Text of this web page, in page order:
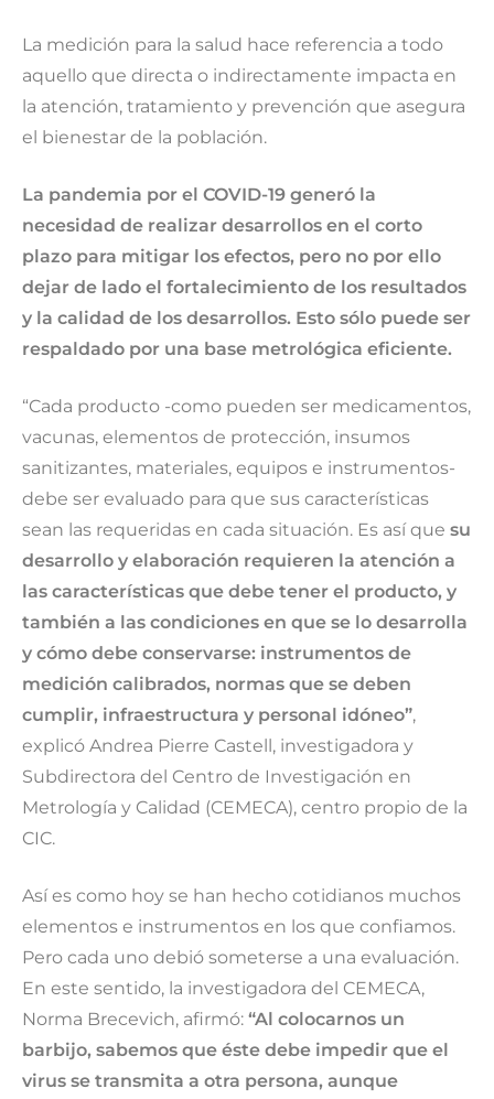
La medición para la salud hace referencia a todo
aquello que directa o indirectamente impacta en
la atención, tratamiento y prevención que asegura
el bienestar de la población.
La pandemia por el COVID-19 generó la
necesidad de realizar desarrollos en el corto
plazo para mitigar los efectos, pero no por ello
dejar de lado el fortalecimiento de los resultados
y la calidad de los desarrollos. Esto sólo puede ser
respaldado por una base metrológica eficiente.
“Cada producto -como pueden ser medicamentos,
vacunas, elementos de protección, insumos
sanitizantes, materiales, equipos e instrumentos-
debe ser evaluado para que sus características
sean las requeridas en cada situación. Es así que su
desarrollo y elaboración requieren la atención a
las características que debe tener el producto, y
también a las condiciones en que se lo desarrolla
y cómo debe conservarse: instrumentos de
medición calibrados, normas que se deben
cumplir, infraestructura y personal idóneo”,
explicó Andrea Pierre Castell, investigadora y
Subdirectora del Centro de Investigación en
Metrología y Calidad (CEMECA), centro propio de la
CIC.
Así es como hoy se han hecho cotidianos muchos
elementos e instrumentos en los que confiamos.
Pero cada uno debió someterse a una evaluación.
En este sentido, la investigadora del CEMECA,
Norma Brecevich, afirmó: “Al colocarnos un
barbijo, sabemos que éste debe impedir que el
virus se transmita a otra persona, aunque